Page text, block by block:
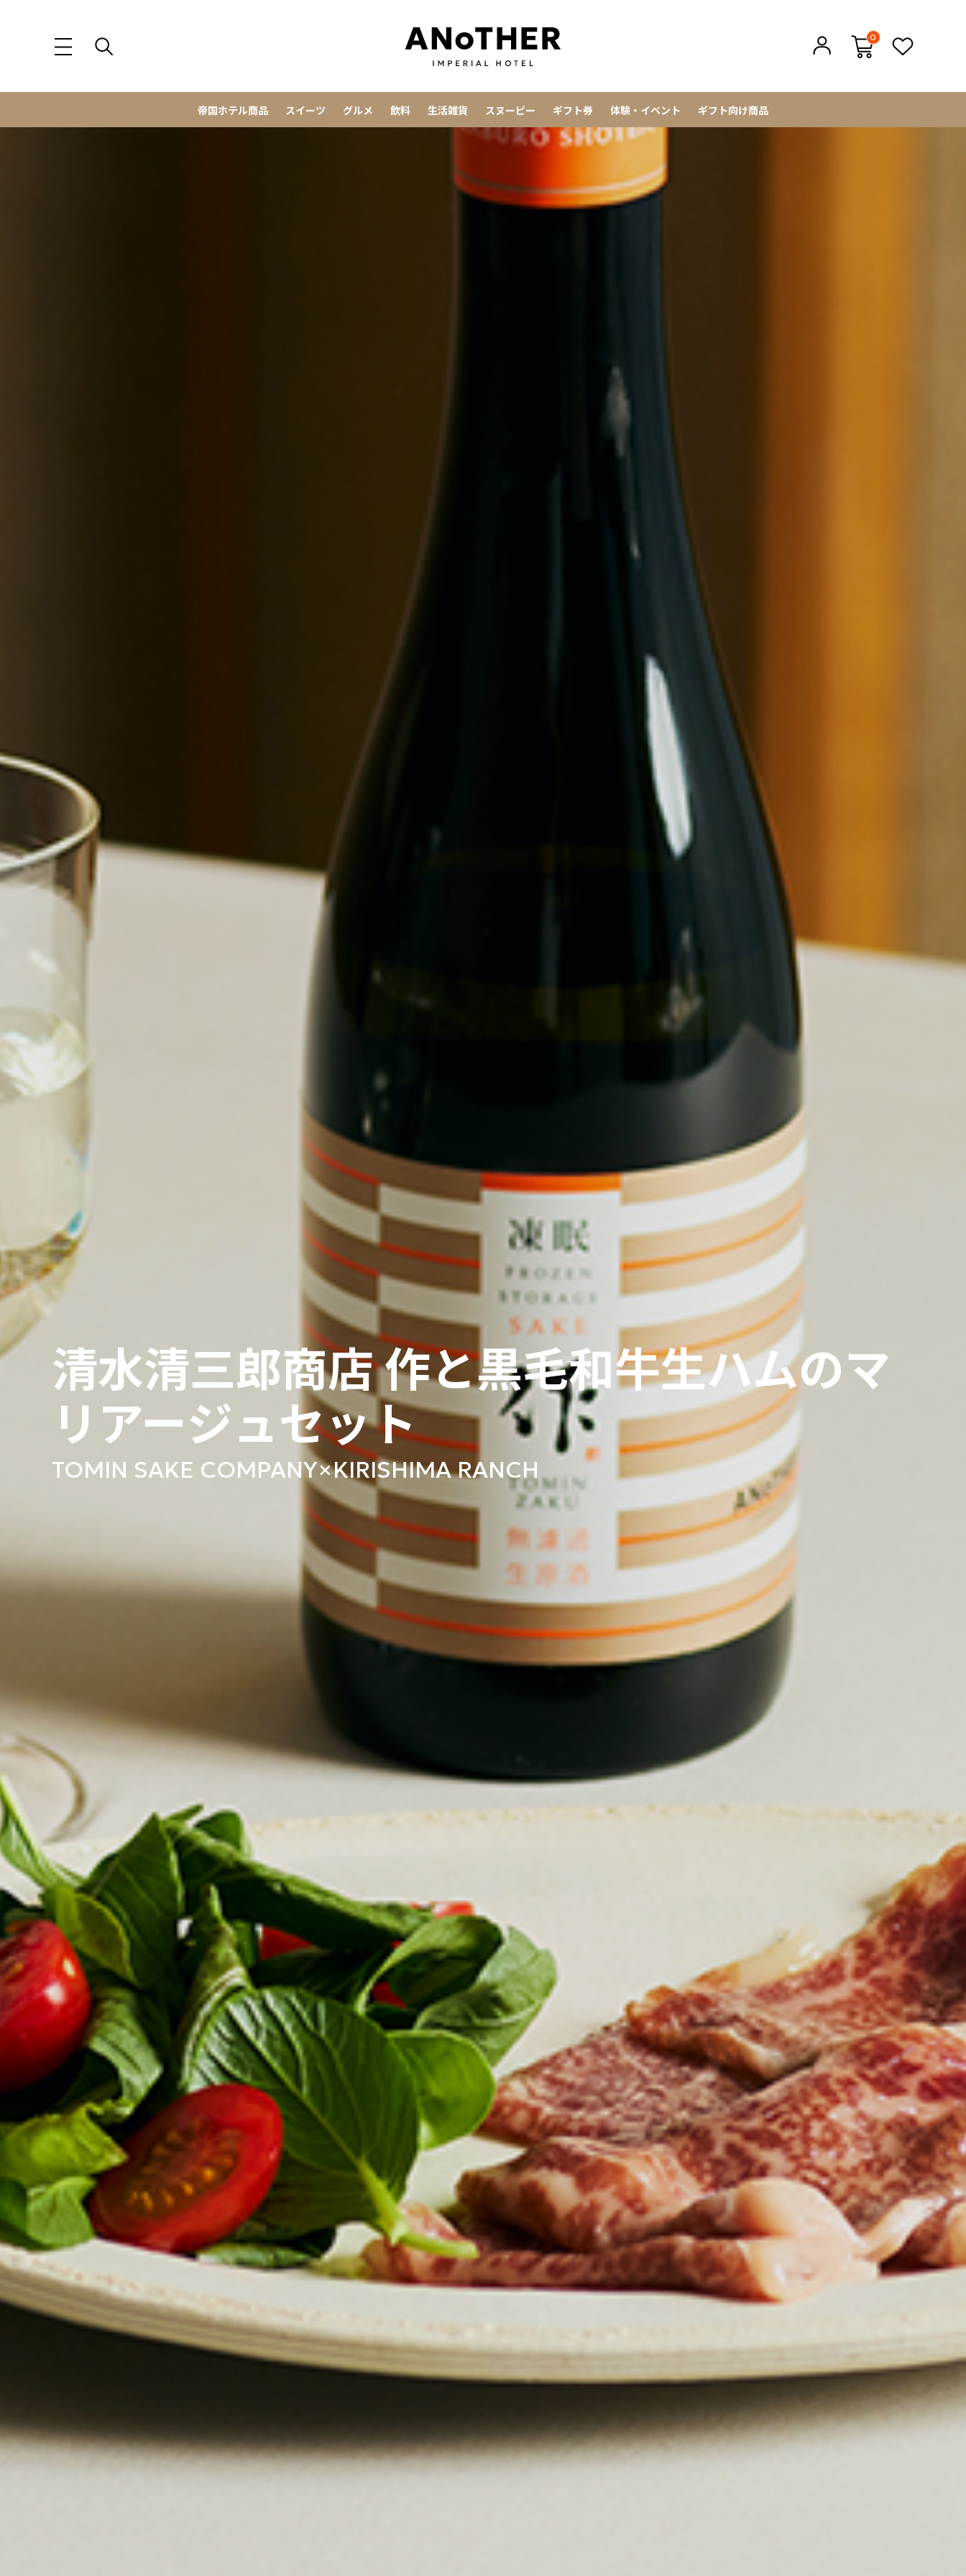
0
帝国ホテル商品 スイーツ グルメ 飲料 生活雑貨 スヌーピー ギフト券 体験・イベント ギフト向け商品
清水清三郎商店 作と黒毛和牛生ハムのマ
リアージュセット
TOMIN SAKE COMPANY×KIRISHIMA RANCH